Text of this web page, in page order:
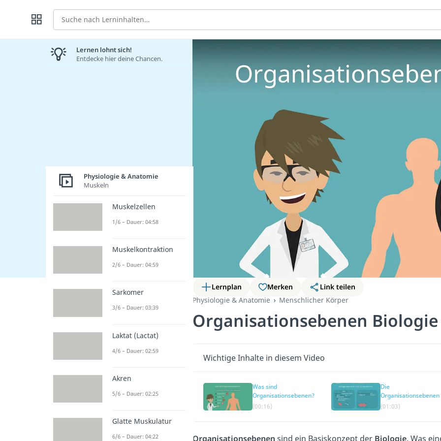
Suche
Lernplan Merken
Link teilen
Physiologie & Anatomie
Menschlicher Körper
Organisationsebenen Biologie
Wichtige Inhalte in diesem Video
Was sind
Organisationsebenen?
(00:16)
Die
Organisationsebenen
(01:03)
Organisationsebenen sind ein Basiskonzept der Biologie. Was
Lernen lohnt sich!
Entdecke hier deine Chancen.
Physiologie & Anatomie
Muskeln
Muskelzellen
1/6 – Dauer: 04:58
Muskelkontraktion
2/6 – Dauer: 04:59
Sarkomer
3/6 – Dauer: 03:39
Laktat (Lactat)
4/6 – Dauer: 02:59
Akren
5/6 – Dauer: 02:25
Glatte Muskulatur
6/6 – Dauer: 04:22